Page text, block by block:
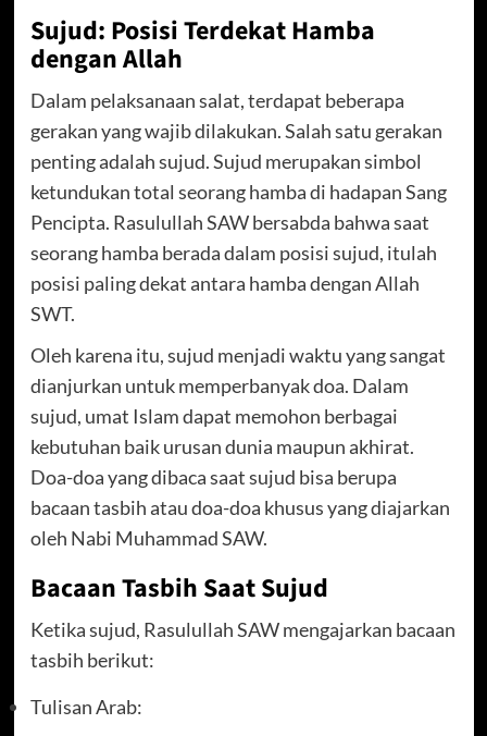
Sujud: Posisi Terdekat Hamba
dengan Allah
Dalam pelaksanaan salat, terdapat beberapa
gerakan yang wajib dilakukan. Salah satu gerakan
penting adalah sujud. Sujud merupakan simbol
ketundukan total seorang hamba di hadapan Sang
Pencipta. Rasulullah SAW bersabda bahwa saat
seorang hamba berada dalam posisi sujud, itulah
posisi paling dekat antara hamba dengan Allah
SWT.
Oleh karena itu, sujud menjadi waktu yang sangat
dianjurkan untuk memperbanyak doa. Dalam
sujud, umat Islam dapat memohon berbagai
kebutuhan baik urusan dunia maupun akhirat.
Doa-doa yang dibaca saat sujud bisa berupa
bacaan tasbih atau doa-doa khusus yang diajarkan
oleh Nabi Muhammad SAW.
Bacaan Tasbih Saat Sujud
Ketika sujud, Rasulullah SAW mengajarkan bacaan
tasbih berikut:
Tulisan Arab: